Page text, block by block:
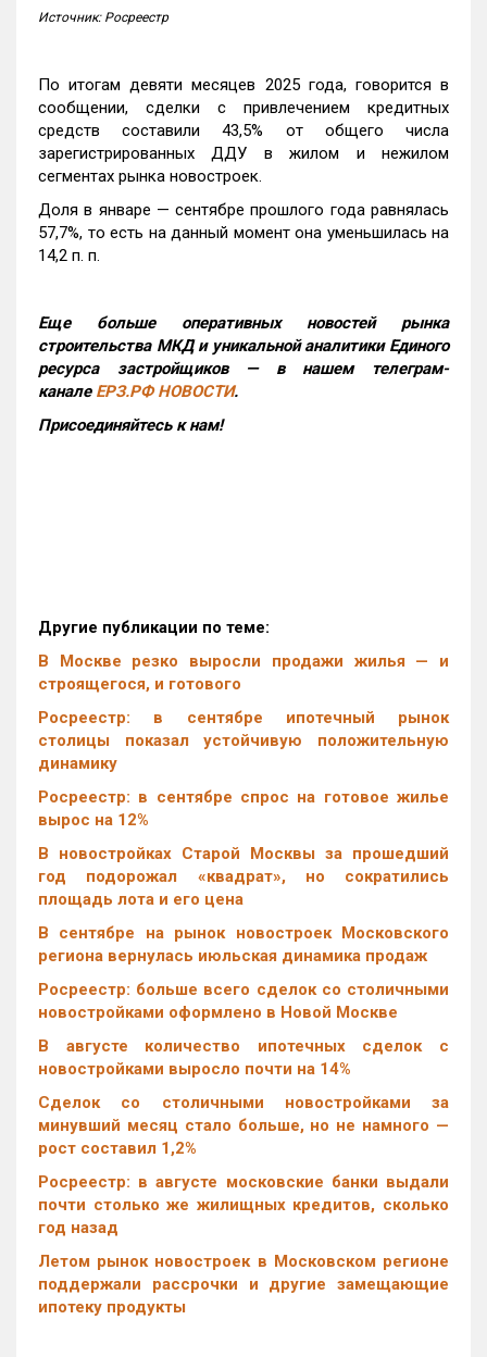
Источник: Росреестр
По итогам девяти месяцев 2025 года, говорится в
сообщении, сделки с привлечением кредитных
средств составили 43,5% от общего числа
зарегистрированных ДДУ в жилом и нежилом
сегментах рынка новостроек.
Доля в январе — сентябре прошлого года равнялась
57,7%, то есть на данный момент она уменьшилась на
14,2 п. п.
Еще больше оперативных новостей рынка
строительства МКД и уникальной аналитики Единого
ресурса застройщиков — в нашем телеграм-
канале ЕРЗ.РФ НОВОСТИ.
Присоединяйтесь к нам!
Другие публикации по теме:
В Москве резко выросли продажи жилья — и
строящегося, и готового
Росреестр: в сентябре ипотечный рынок
столицы показал устойчивую положительную
динамику
Росреестр: в сентябре спрос на готовое жилье
вырос на 12%
В новостройках Старой Москвы за прошедший
год подорожал «квадрат», но сократились
площадь лота и его цена
В сентябре на рынок новостроек Московского
региона вернулась июльская динамика продаж
Росреестр: больше всего сделок со столичными
новостройками оформлено в Новой Москве
В августе количество ипотечных сделок с
новостройками выросло почти на 14%
Cделок со столичными новостройками за
минувший месяц стало больше, но не намного —
рост составил 1,2%
Росреестр: в августе московские банки выдали
почти столько же жилищных кредитов, сколько
год назад
Летом рынок новостроек в Московском регионе
поддержали рассрочки и другие замещающие
ипотеку продукты